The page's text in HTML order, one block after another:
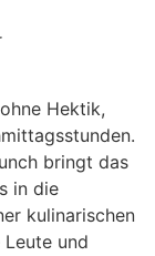
Hektik,
bringt das
in die
kulinarischen
und